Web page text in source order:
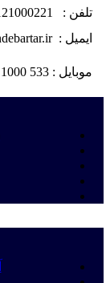
تلفن : 02121000221
ایمیل : info@labkhandebartar.ir
موبایل : 533 1000 0919